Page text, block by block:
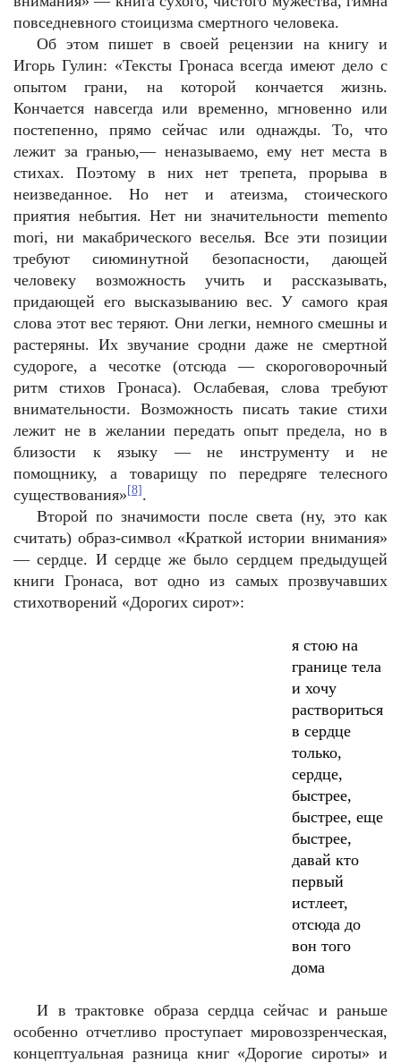
повседневного стоицизма смертного человека.
Об этом пишет в своей рецензии на книгу и
Игорь Гулин: «Тексты Гронаса всегда имеют дело с
опытом грани, на которой кончается жизнь.
Кончается навсегда или временно, мгновенно или
постепенно, прямо сейчас или однажды. То, что
лежит за гранью,— неназываемо, ему нет места в
стихах. Поэтому в них нет трепета, прорыва в
неизведанное. Но нет и атеизма, стоического
приятия небытия. Нет ни значительности memento
mori, ни макабрического веселья. Все эти позиции
требуют сиюминутной безопасности, дающей
человеку возможность учить и рассказывать,
придающей его высказыванию вес. У самого края
слова этот вес теряют. Они легки, немного смешны и
растеряны. Их звучание сродни даже не смертной
судороге, а чесотке (отсюда — скороговорочный
ритм стихов Гронаса). Ослабевая, слова требуют
внимательности. Возможность писать такие стихи
лежит не в желании передать опыт предела, но в
близости к языку — не инструменту и не
помощнику, а товарищу по передряге телесного
существования» [8] .
Второй по значимости после света (ну, это как
считать) образ-символ «Краткой истории внимания»
— сердце. И сердце же было сердцем предыдущей
книги Гронаса, вот одно из самых прозвучавших
стихотворений «Дорогих сирот»:
я стою на
границе тела
и хочу
раствориться
в сердце
только,
сердце,
быстрее,
быстрее, еще
быстрее,
давай кто
первый
истлеет,
отсюда до
вон того
дома
И в трактовке образа сердца сейчас и раньше
особенно отчетливо проступает мировоззренческая,
концептуальная разница книг «Дорогие сироты» и